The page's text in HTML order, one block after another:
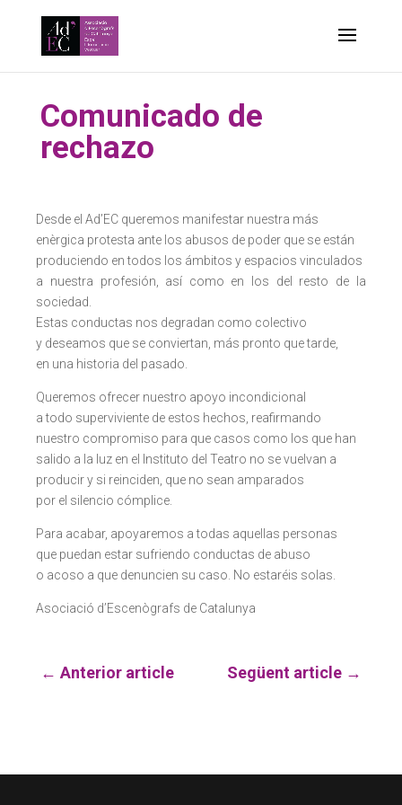
Comunicado de
rechazo
Desde el Ad’EC queremos manifestar nuestra más
enèrgica protesta ante los abusos de poder que se están
produciendo en todos los ámbitos y espacios vinculados
a nuestra profesión, así como en los del resto de la
sociedad.
Estas conductas nos degradan como colectivo
y deseamos que se conviertan, más pronto que tarde,
en una historia del pasado.
Queremos ofrecer nuestro apoyo incondicional
a todo superviviente de estos hechos, reafirmando
nuestro compromiso para que casos como los que han
salido a la luz en el Instituto del Teatro no se vuelvan a
producir y si reinciden, que no sean amparados
por el silencio cómplice.
Para acabar, apoyaremos a todas aquellas personas
que puedan estar sufriendo conductas de abuso
o acoso a que denuncien su caso. No estaréis solas.
Asociació d’Escenògrafs de Catalunya
← Anterior article Següent article →